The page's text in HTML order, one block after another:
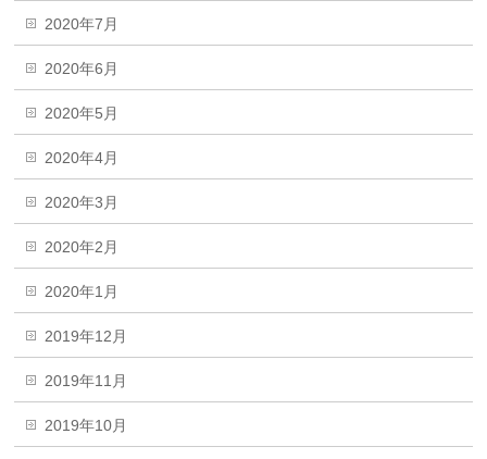
2020年7月
2020年6月
2020年5月
2020年4月
2020年3月
2020年2月
2020年1月
2019年12月
2019年11月
2019年10月